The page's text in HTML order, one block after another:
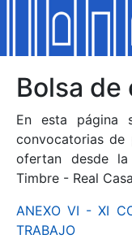
Mostrar/Ocultar
Mostrar/
Mostrar/Ocultar
Mostrar/Ocultar
Bolsa de
En esta página
convocatorias de
ofertan desde
Timbre - Real
ANEXO VI - XI
TRABAJO